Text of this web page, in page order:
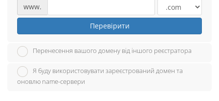
www.
Перевірити
Перенесення вашого домену від іншого реєстратора
Я буду використовувати зареєстрований домен та
оновлю name-сервери